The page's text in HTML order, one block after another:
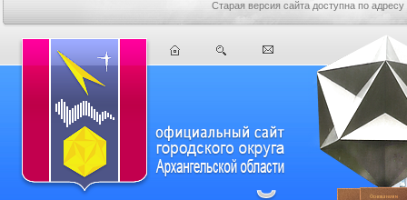
Старая версия сайта доступна по адресу